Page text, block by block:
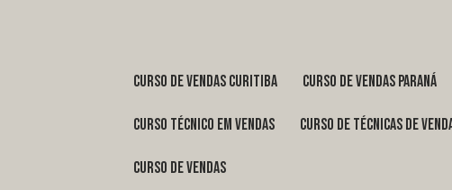
curso de vendas Curitiba curso de vendas Paraná
curso técnico em vendas curso de técnicas de
curso de vendas